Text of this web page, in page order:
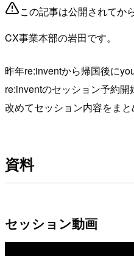
この記事は公開されてか
CX事業本部の岩田です。
昨年re:inventから帰国後に
re:inventのセッション予約
改めてセッション内容をまと
資料
セッション動画